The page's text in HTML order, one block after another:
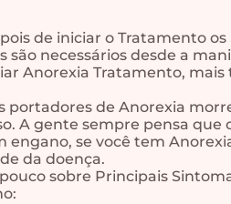
de iniciar o Tratamento
necessários desde a
Anorexia Tratamento, mais
portadores de Anorexia
A gente sempre pensa que
se você tem
da doença.
sobre Principais